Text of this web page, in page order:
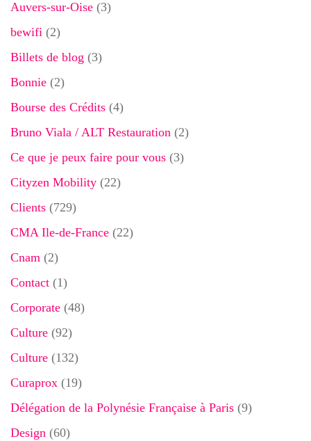
Auvers-sur-Oise (3)
bewifi (2)
Billets de blog (3)
Bonnie (2)
Bourse des Crédits (4)
Bruno Viala / ALT Restauration (2)
Ce que je peux faire pour vous (3)
Cityzen Mobility (22)
Clients (729)
CMA Ile-de-France (22)
Cnam (2)
Contact (1)
Corporate (48)
Culture (92)
Culture (132)
Curaprox (19)
Délégation de la Polynésie Française à Paris (9)
Design (60)